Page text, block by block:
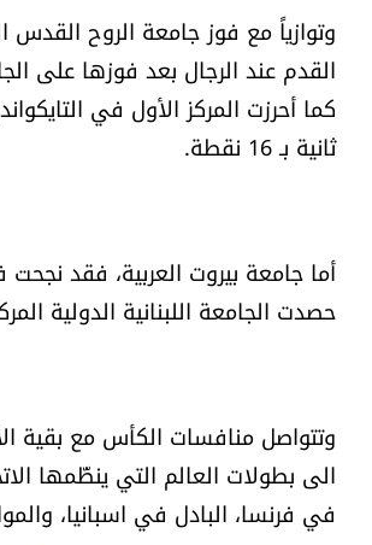
وتوازياً مع فوز جامعة الروح القدس
ثانية بـ 16 نقطة.
أما جامعة بيروت العربية، فقد نجحت
حصدت الجامعة اللبنانية الدولية
وتتواصل منافسات الكأس مع بقية
الى بطولات العالم التي ينظّمها
في فرنسا، البادل في اسبانيا،